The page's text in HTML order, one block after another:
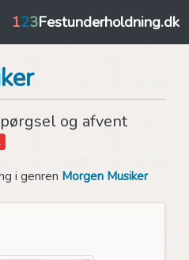
123Festunderholdning.dk
og afvent
i genren Morgen Musiker